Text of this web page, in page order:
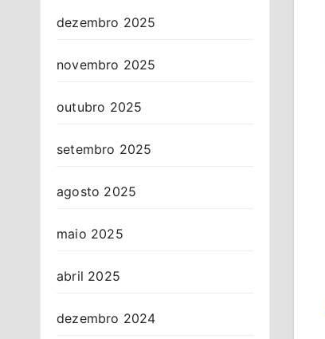
dezembro 2025
novembro 2025
outubro 2025
setembro 2025
agosto 2025
maio 2025
abril 2025
dezembro 2024